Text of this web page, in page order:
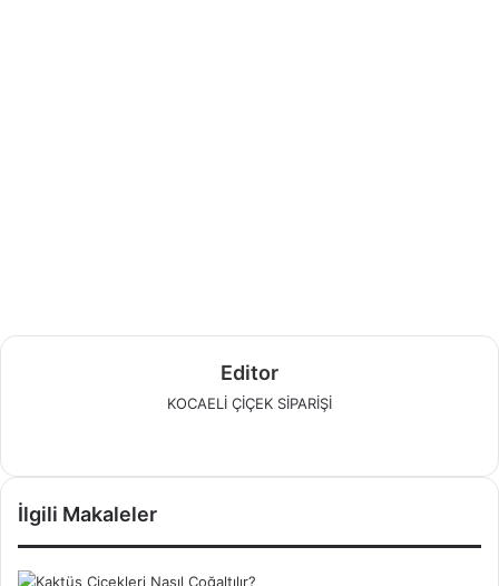
Editor
KOCAELİ ÇİÇEK SİPARİŞİ
i
t
İlgili Makaleler